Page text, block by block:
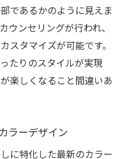
であるかのように見えま
ウンセリングが行われ、
スタマイズが可能です。
たりのスタイルが実現
楽しくなること間違いあ
ラーデザイン
に特化した最新のカラー